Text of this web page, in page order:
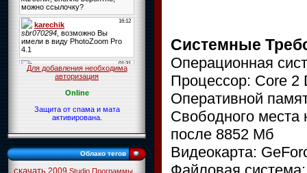
Для добавления необходима
авторизация
Online
Защита от спама и мата
активирована.
Облако тегов
скачать 2009 Studio Программы
Системные
Операционная
Процессор: Core
Оперативной
Свободного места
после 8852 Мб
Видеокарта: